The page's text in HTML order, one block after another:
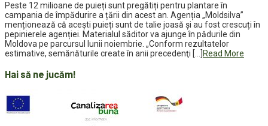
Peste 12 milioane de puieți sunt pregătiți pentru plantare în
campania de împădurire a țării din acest an. Agenția „Moldsilva”
menționează că acești puieți sunt de talie joasă și au fost crescuți în
pepinierele agenției. Materialul săditor va ajunge în pădurile din
Moldova pe parcursul lunii noiembrie. „Conform rezultatelor
estimative, semănăturile create în anii precedenţi […] Read More
Hai să ne jucăm!